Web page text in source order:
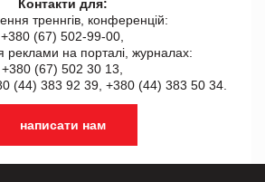
Контакти для:
треннгів, конференцій:
+380 (67) 502-99-00,
реклами на порталі, журналах:
+380 (67) 502 30 13,
(44) 383 92 39, +380 (44) 383 50 34.
написати нам